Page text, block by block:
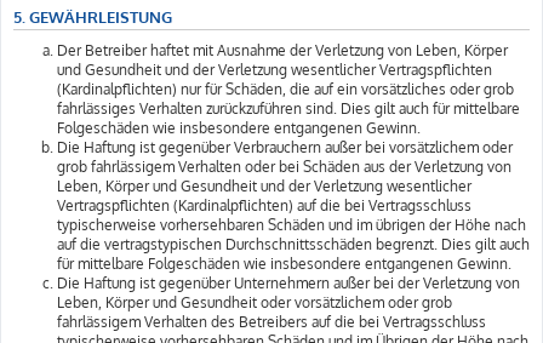
5. GEWÄHRLEISTUNG
Der Betreiber haftet mit Ausnahme der Verletzung von Leben, Körper
und Gesundheit und der Verletzung wesentlicher Vertragspflichten
(Kardinalpflichten) nur für Schäden, die auf ein vorsätzliches oder grob
fahrlässiges Verhalten zurückzuführen sind. Dies gilt auch für mittelbare
Folgeschäden wie insbesondere entgangenen Gewinn.
Die Haftung ist gegenüber Verbrauchern außer bei vorsätzlichem oder
grob fahrlässigem Verhalten oder bei Schäden aus der Verletzung von
Leben, Körper und Gesundheit und der Verletzung wesentlicher
Vertragspflichten (Kardinalpflichten) auf die bei Vertragsschluss
typischerweise vorhersehbaren Schäden und im übrigen der Höhe nach
auf die vertragstypischen Durchschnittsschäden begrenzt. Dies gilt auch
für mittelbare Folgeschäden wie insbesondere entgangenen Gewinn.
Die Haftung ist gegenüber Unternehmern außer bei der Verletzung von
Leben, Körper und Gesundheit oder vorsätzlichem oder grob
fahrlässigem Verhalten des Betreibers auf die bei Vertragsschluss